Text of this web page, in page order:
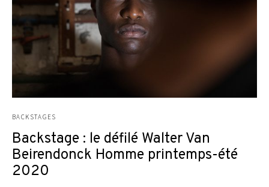
BACKSTAGES
Backstage : le défilé Walter Van
Beirendonck Homme printemps-été
2020